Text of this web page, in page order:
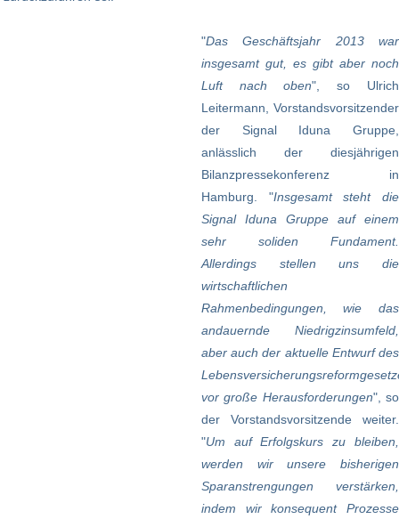
"Das Geschäftsjahr 2013 war
insgesamt gut, es gibt aber noch
Luft nach oben", so Ulrich
Leitermann, Vorstandsvorsitzender
der Signal Iduna Gruppe,
anlässlich der diesjährigen
Bilanzpressekonferenz in
Hamburg. "Insgesamt steht die
Signal Iduna Gruppe auf einem
sehr soliden Fundament.
Allerdings stellen uns die
wirtschaftlichen
Rahmenbedingungen, wie das
andauernde Niedrigzinsumfeld,
aber auch der aktuelle Entwurf des
vor große Herausforderungen", so
der Vorstandsvorsitzende weiter.
"Um auf Erfolgskurs zu bleiben,
werden wir unsere bisherigen
Sparanstrengungen verstärken,
indem wir konsequent Prozesse